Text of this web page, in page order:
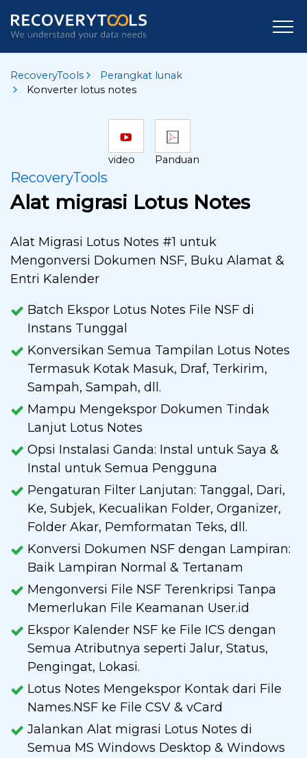
RecoveryTools
Perangkat lunak
Konverter lotus notes
video Panduan
RecoveryTools
Alat migrasi Lotus Notes
Alat Migrasi Lotus Notes #1 untuk
Mengonversi Dokumen NSF, Buku Alamat &
Entri Kalender
Batch Ekspor Lotus Notes File NSF di
Instans Tunggal
Konversikan Semua Tampilan Lotus Notes
Termasuk Kotak Masuk, Draf, Terkirim,
Sampah, Sampah, dll.
Mampu Mengekspor Dokumen Tindak
Lanjut Lotus Notes
Opsi Instalasi Ganda: Instal untuk Saya &
Instal untuk Semua Pengguna
Pengaturan Filter Lanjutan: Tanggal, Dari,
Ke, Subjek, Kecualikan Folder, Organizer,
Folder Akar, Pemformatan Teks, dll.
Konversi Dokumen NSF dengan Lampiran:
Baik Lampiran Normal & Tertanam
Mengonversi File NSF Terenkripsi Tanpa
Memerlukan File Keamanan User.id
Ekspor Kalender NSF ke File ICS dengan
Semua Atributnya seperti Jalur, Status,
Pengingat, Lokasi.
Lotus Notes Mengekspor Kontak dari File
Names.NSF ke File CSV & vCard
Jalankan Alat migrasi Lotus Notes di
Semua MS Windows Desktop & Windows